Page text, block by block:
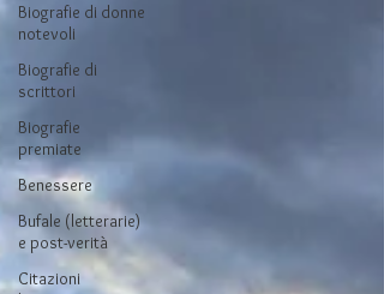
Biografie di donne
notevoli
Biografie di
scrittori
Biografie
premiate
Benessere
Bufale (letterarie)
e post-verità
Citazioni